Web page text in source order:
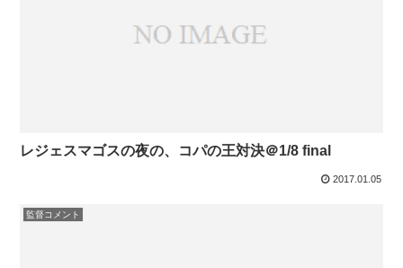
レジェスマゴスの夜の、コパの王対決＠1/8 final
2017.01.05
監督コメント